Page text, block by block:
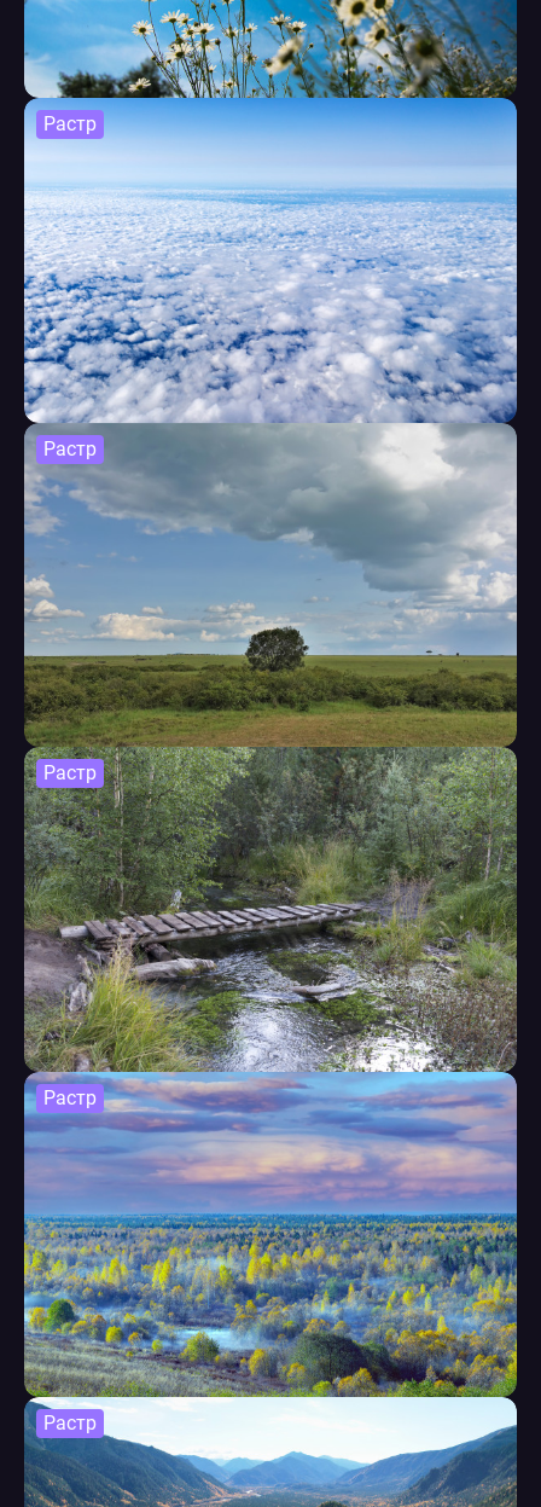
Растр
Растр
Растр
Растр
Растр